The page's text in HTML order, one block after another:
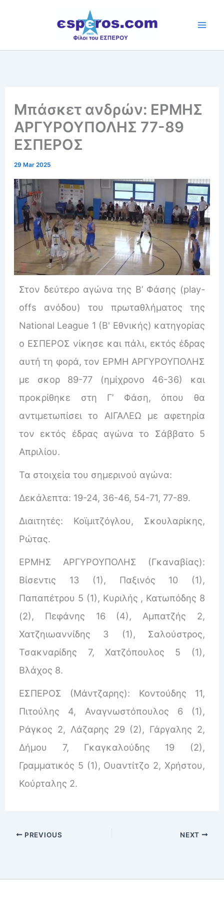
Μπάσκετ ανδρών: ΕΡΜΗΣ
ΑΡΓΥΡΟΥΠΟΛΗΣ 77-89
ΕΣΠΕΡΟΣ
29 Mar 2025
Στον δεύτερο αγώνα της Β’ Φάσης (play-
offs ανόδου) του πρωταθλήματος της
National League 1 (Β' Εθνικής) κατηγορίας
ο ΕΣΠΕΡΟΣ νίκησε και πάλι, εκτός έδρας
αυτή τη φορά, τον ΕΡΜΗ ΑΡΓΥΡΟΥΠΟΛΗΣ
με σκορ 89-77 (ημίχρονο 46-36) και
προκρίθηκε στη Γ’ Φάση, όπου θα
αντιμετωπίσει το ΑΙΓΑΛΕΩ με αφετηρία
τον εκτός έδρας αγώνα το Σάββατο 5
Απριλίου.
Τα στοιχεία του σημερινού αγώνα:
Δεκάλεπτα: 19-24, 36-46, 54-71, 77-89.
Διαιτητές: Κοϊμιτζόγλου, Σκουλαρίκης,
Ρώτας.
ΕΡΜΗΣ ΑΡΓΥΡΟΥΠΟΛΗΣ (Γκαναβίας):
Βίσεντις 13 (1), Παξινός 10 (1),
Παπαπέτρου 5 (1), Κυριλής , Κατωπόδης 8
(2), Πεφάνης 16 (4), Αμπατζής 2,
Χατζηιωαννίδης 3 (1), Σαλούστρος,
Τσακναρίδης 7, Χατζόπουλος 5 (1),
Βλάχος 8.
ΕΣΠΕΡΟΣ (Μάντζαρης): Κοντούδης 11,
Πιτούλης 4, Αναγνωστόπουλος 6 (1),
Ράγκος 2, Λάζαρης 29 (2), Γάργαλης 2,
Δήμου 7, Γκαγκαλούδης 19 (2),
Γραμματικός 5 (1), Ουαντίτζο 2, Χρήστου,
Κούρταλης 2.
PREVIOUS NEXT